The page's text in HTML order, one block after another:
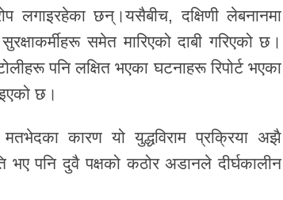
लगाइरहेका छन्।यसैबीच, दक्षिणी लेबनानमा
समेत मारिएको दाबी गरिएको छ।
पनि लक्षित भएका घटनाहरू रिपोर्ट भएका
छ।
कारण यो युद्धविराम प्रक्रिया अझै
भए पनि दुवै पक्षको कठोर अडानले दीर्घकालीन